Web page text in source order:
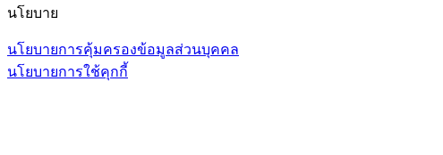
นโยบาย
นโยบายการคุ้มครองข้อมูลส่วนบุคคล
นโยบายการใช้คุกกี้